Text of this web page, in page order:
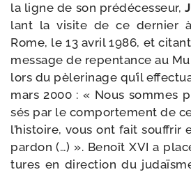
la ligne de son pré­dé­ces­seur,
lant la visite de ce der­nier
Rome, le 13 avril 1986, et
mes­sage de repen­tance au
lors du pèle­ri­nage qu’il
mars 2000 : « Nous sommes
sés par le com­por­te­ment de
l’histoire, vous ont fait souf­frir
par­don (…) ». Benoît XVI a
tures en direc­tion du